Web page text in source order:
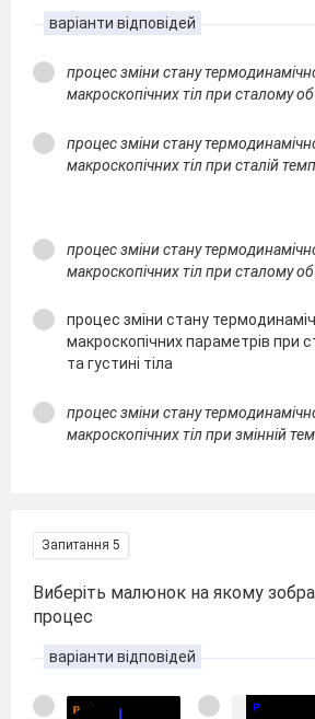
варіанти відповідей
процес зміни стану
макроскопічних тіл при сталому
процес зміни стану
макроскопічних тіл при сталій
процес зміни стану
макроскопічних тіл при сталому
процес зміни стану
макроскопічних параметрів при
та густині тіла
процес зміни стану
макроскопічних тіл при змінній
Запитання 5
Виберіть малюнок на якому
процес
варіанти відповідей